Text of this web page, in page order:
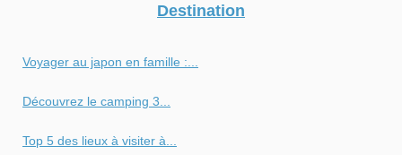
Destination
Voyager au japon en famille :...
Découvrez le camping 3...
Top 5 des lieux à visiter à...